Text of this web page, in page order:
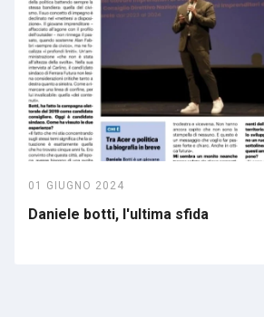
01 GIUGNO 2024
Daniele botti, l'ultima sfida